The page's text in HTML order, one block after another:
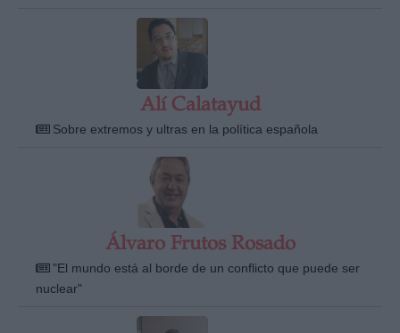
Alí Calatayud
Sobre extremos y ultras en la política española
Álvaro Frutos Rosado
"El mundo está al borde de un conflicto que puede ser
nuclear"